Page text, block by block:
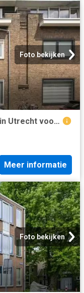
Foto bekijken
Huis te koop Jan Luykenstraat 27 in Utrecht voor € 750.000
Meer informatie
Foto bekijken